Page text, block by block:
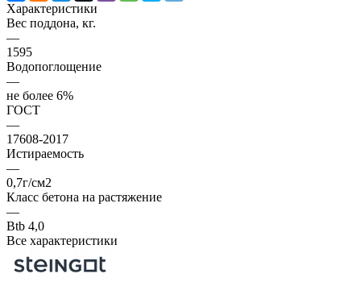
Характеристики
Вес поддона, кг.
—
1595
Водопоглощение
—
не более 6%
ГОСТ
—
17608-2017
Истираемость
—
0,7г/см2
Класс бетона на растяжение
—
Btb 4,0
Все характеристики